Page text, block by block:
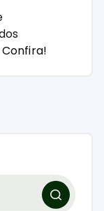
Confira!